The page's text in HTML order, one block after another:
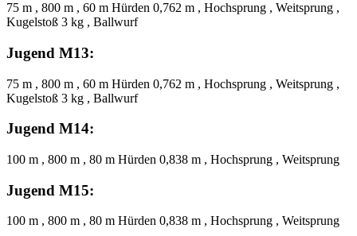
75 m , 800 m , 60 m Hürden 0,762 m , Hochsprung , Weitsprung ,
Kugelstoß 3 kg , Ballwurf
Jugend M13:
75 m , 800 m , 60 m Hürden 0,762 m , Hochsprung , Weitsprung ,
Kugelstoß 3 kg , Ballwurf
Jugend M14:
100 m , 800 m , 80 m Hürden 0,838 m , Hochsprung , Weitsprung
Jugend M15:
100 m , 800 m , 80 m Hürden 0,838 m , Hochsprung , Weitsprung